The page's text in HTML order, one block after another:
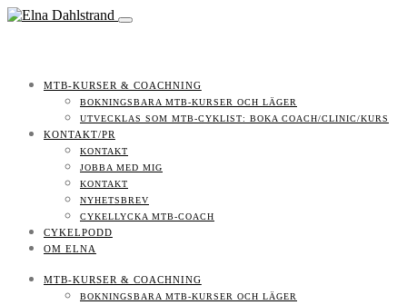
MTB-KURSER & COACHNING
BOKNINGSBARA MTB-KURSER OCH LÄGER
UTVECKLAS SOM MTB-CYKLIST: BOKA COACH/CLINIC/KURS
KONTAKT/PR
KONTAKT
JOBBA MED MIG
KONTAKT
NYHETSBREV
CYKELLYCKA MTB-COACH
CYKELPODD
OM ELNA
MTB-KURSER & COACHNING
BOKNINGSBARA MTB-KURSER OCH LÄGER